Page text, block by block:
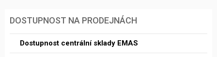
DOSTUPNOST NA PRODEJNÁCH
Dostupnost centrální sklady EMAS